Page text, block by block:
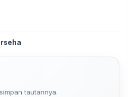
tautannya.